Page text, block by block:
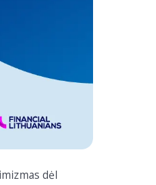
dėl